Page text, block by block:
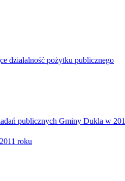
działalność pożytku publicznego
publicznych Gminy Dukla w
roku